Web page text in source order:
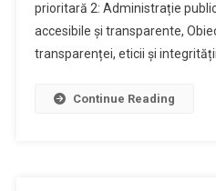
prioritară 2: Administrație
accesibile şi transparente,
transparenței, eticii și
Continue Reading